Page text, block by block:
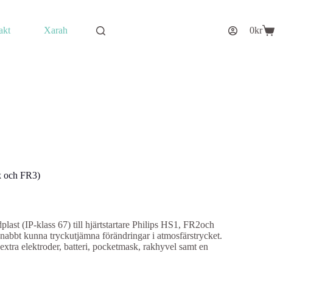
Xarah Varukorg
0kr
och FR3)
(IP-klass 67) till hjärtstartare Philips HS1, FR2och
kunna tryckutjämna förändringar i atmosfärstrycket.
elektroder, batteri, pocketmask, rakhyvel samt en